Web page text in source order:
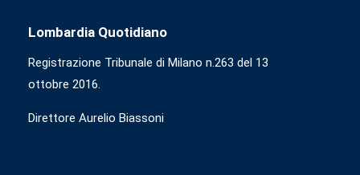
Lombardia Quotidiano
Registrazione Tribunale di Milano n.263 del 13
ottobre 2016.
Direttore Aurelio Biassoni